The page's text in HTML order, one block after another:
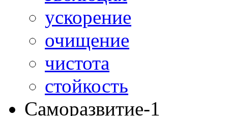
ускорение
очищение
чистота
стойкость
Саморазвитие-1